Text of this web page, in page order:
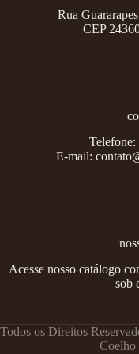
Rua
CEP
Telefone:
E-mail:
Acesse nosso catálogo
sob
Todos os Direitos